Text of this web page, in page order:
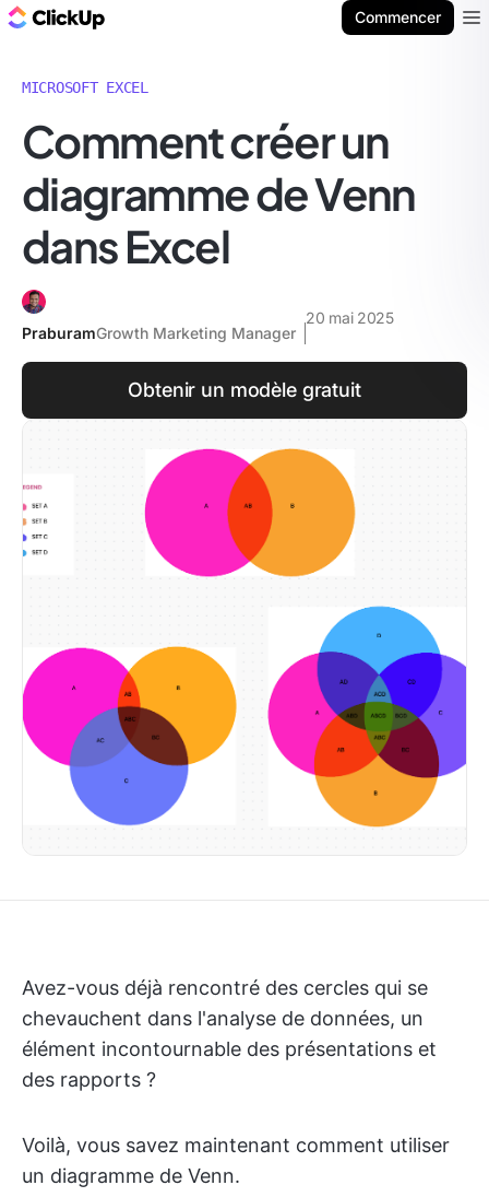
Commencer
MICROSOFT EXCEL
Comment créer un
diagramme de Venn
dans Excel
PraburamGrowth Marketing Manager
20 mai 2025
Obtenir un modèle gratuit
Avez-vous déjà rencontré des cercles qui se
chevauchent dans l'analyse de données, un
élément incontournable des présentations et
des rapports ?
Voilà, vous savez maintenant comment utiliser
un diagramme de Venn.